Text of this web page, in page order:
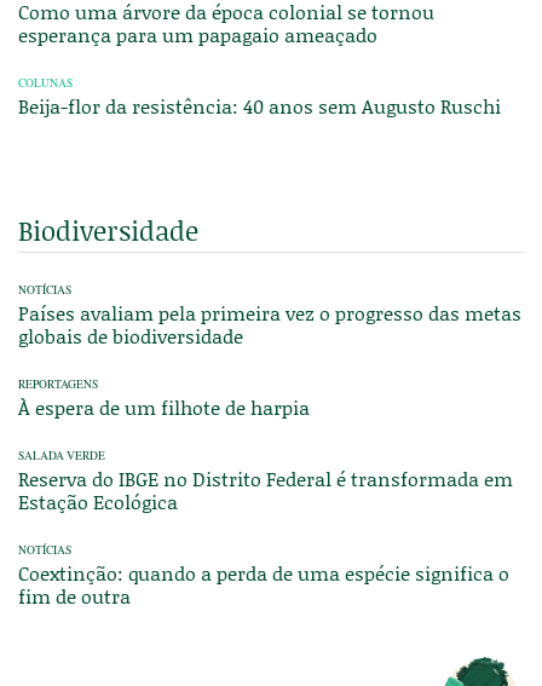
Como uma árvore da época colonial se tornou
esperança para um papagaio ameaçado
COLUNAS
Beija-flor da resistência: 40 anos sem Augusto Ruschi
Biodiversidade
NOTÍCIAS
Países avaliam pela primeira vez o progresso das metas
globais de biodiversidade
REPORTAGENS
À espera de um filhote de harpia
SALADA VERDE
Reserva do IBGE no Distrito Federal é transformada em
Estação Ecológica
NOTÍCIAS
Coextinção: quando a perda de uma espécie significa o
fim de outra